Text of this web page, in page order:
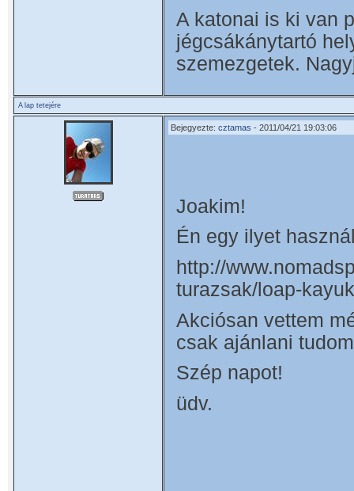
A katonai is ki van
jégcsákánytartó
szemezgetek.
A lap tetejére
Bejegyezte: cztamas - 2011/04/21 19:03:06
Joakim!
Én egy ilyet
http://
turazsak/loap-
Akciósan vettem
csak ajánlani
Szép napot!
üdv.